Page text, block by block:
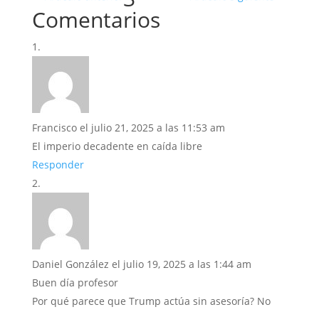
Comentarios
Francisco el julio 21, 2025 a las 11:53 am
El imperio decadente en caída libre
Responder
Daniel González el julio 19, 2025 a las 1:44 am
Buen día profesor
Por qué parece que Trump actúa sin asesoría? No